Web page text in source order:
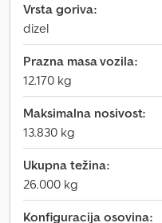
Vrsta goriva:
dizel
Prazna masa vozila:
12.170 kg
Maksimalna nosivost:
13.830 kg
Ukupna težina:
26.000 kg
Konfiguracija osovina: